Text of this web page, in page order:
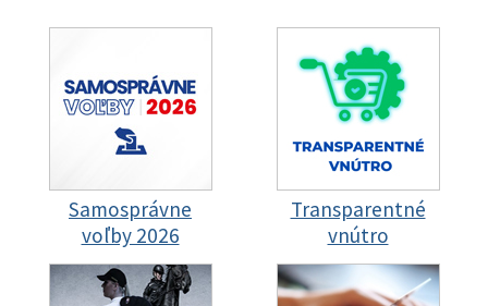
Samosprávne
voľby 2026
Transparentné
vnútro